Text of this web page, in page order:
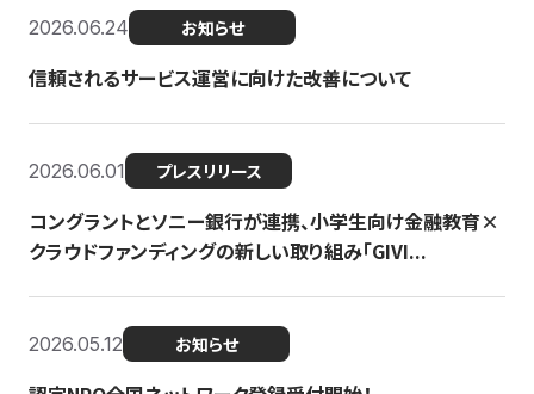
2026.06.24 お知らせ
信頼されるサービス運営に向けた改善について
2026.06.01 プレスリリース
コングラントとソニー銀行が連携、小学生向け金融教育×
クラウドファンディングの新しい取り組み「GIVI...
2026.05.12 お知らせ